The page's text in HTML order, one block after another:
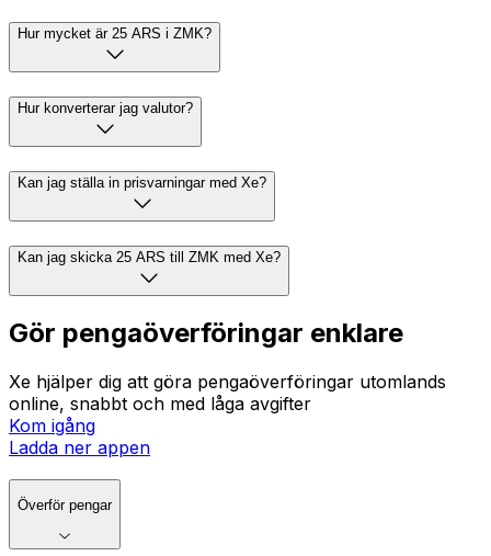
Hur mycket är 25 ARS i ZMK?
Hur konverterar jag valutor?
Kan jag ställa in prisvarningar med Xe?
Kan jag skicka 25 ARS till ZMK med Xe?
Gör pengaöverföringar enklare
Xe hjälper dig att göra pengaöverföringar utomlands
online, snabbt och med låga avgifter
Kom igång
Ladda ner appen
Överför pengar